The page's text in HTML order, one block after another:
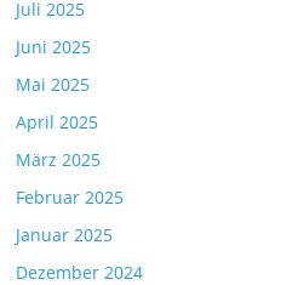
Juli 2025
Juni 2025
Mai 2025
April 2025
März 2025
Februar 2025
Januar 2025
Dezember 2024